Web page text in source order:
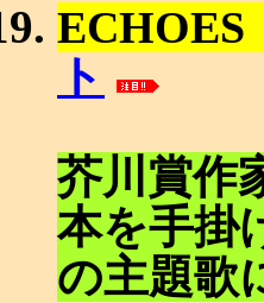
ト
芥川賞作
本を手掛
の主題歌